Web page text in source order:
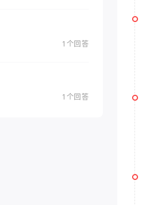
1个回答
1个回答